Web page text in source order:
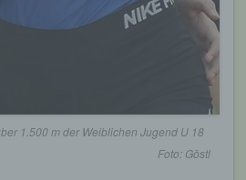
1.500 m der Weiblichen Jugend U 18
Göstl